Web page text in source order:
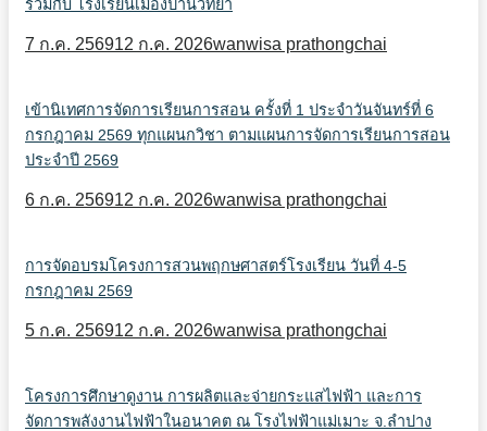
ร่วมกับ โรงเรียนเมืองปานวิทยา
7 ก.ค. 256912 ก.ค. 2026wanwisa prathongchai
เข้านิเทศการจัดการเรียนการสอน ครั้งที่ 1 ประจำวันจันทร์ที่ 6
กรกฎาคม 2569 ทุกแผนกวิชา ตามแผนการจัดการเรียนการสอน
ประจำปี 2569
6 ก.ค. 256912 ก.ค. 2026wanwisa prathongchai
การจัดอบรมโครงการสวนพฤกษศาสตร์โรงเรียน วันที่ 4-5
กรกฎาคม 2569
5 ก.ค. 256912 ก.ค. 2026wanwisa prathongchai
โครงการศึกษาดูงาน การผลิตและจ่ายกระแสไฟฟ้า และการ
จัดการพลังงานไฟฟ้าในอนาคต ณ โรงไฟฟ้าแม่เมาะ จ.ลำปาง